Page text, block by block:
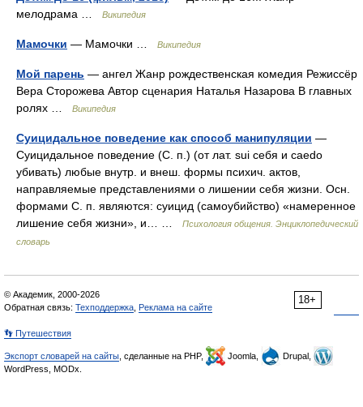
мелодрама …
Википедия
Мамочки — Мамочки … Википедия
Мой парень — ангел Жанр рождественская комедия Режиссёр
Вера Сторожева Автор сценария Наталья Назарова В главных
ролях …
Википедия
Суицидальное поведение как способ манипуляции —
Суицидальное поведение (С. п.) (от лат. sui себя и caedo
убивать) любые внутр. и внеш. формы психич. актов,
направляемые представлениями о лишении себя жизни. Осн.
формами С. п. являются: суицид (самоубийство) «намеренное
лишение себя жизни», и… …
Психология общения. Энциклопедический
словарь
18+
© Академик, 2000-2026
Обратная связь: Техподдержка Реклама на сайте
👣 Путешествия
Экспорт словарей на сайты , сделанные на PHP, Joomla,
Drupal,
WordPress, MODx.